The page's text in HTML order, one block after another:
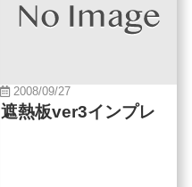
2008/09/27
遮熱板ver3インプレ